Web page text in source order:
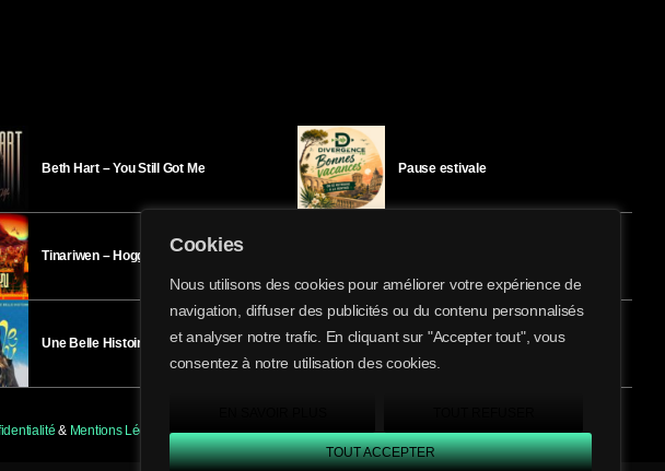
Cookies
Nous utilisons des cookies pour améliorer votre expérience de
navigation, diffuser des publicités ou du contenu personnalisés
et analyser notre trafic. En cliquant sur "Accepter tout", vous
consentez à notre utilisation des cookies.
TOUT ACCEPTER
share
email
Beth Hart – You Still Got Me
Tinariwen – Hoggar
Une Belle Histoire – Héloïse Bay
Pause estivale
Ici l’Ombre – mardi 28 juillet
& Mentions Légales.